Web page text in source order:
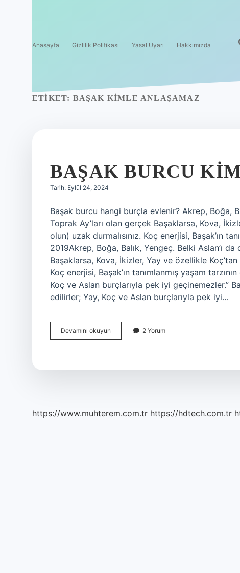
Anasayfa Gizlilik Politikası Yasal Uyarı Hakkımızda
ETIKET: BAŞAK KIMLE ANLAŞAMAZ
BAŞAK BURCU
Tarih: Eylül 24, 2024
Başak burcu hangi burçla evlenir? Akrep, Boğa,
Toprak Ay’ları olan gerçek Başaklarsa, Kova,
olun) uzak durmalısınız. Koç enerjisi, Başak’ın
2019Akrep, Boğa, Balık, Yengeç. Belki Aslan’ı
Başaklarsa, Kova, İkizler, Yay ve özellikle
Koç enerjisi, Başak’ın tanımlanmış yaşam
Koç ve Aslan burçlarıyla pek iyi geçinemezler.”
edilirler; Yay, Koç ve Aslan burçlarıyla pek iyi…
Devamını okuyun
Burcu
2 Yorum
https://www.muhterem.com.tr https://hdtech.com.tr